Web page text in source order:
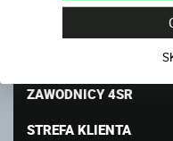
ODZIEŻ
ZAWODNICY 4SR
STREFA KLIENTA